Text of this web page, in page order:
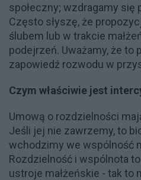
społeczny; wzdragamy się
Często słyszę, że
ślubem lub w trakcie
podejrzeń. Uważamy, że to
zapowiedź rozwodu w
Czym właściwie jest
Umową o rozdzielności
Jeśli jej nie zawrzemy, to
wchodzimy we wspólność
Rozdzielność i wspólnota
ustroje małżeńskie - tak to